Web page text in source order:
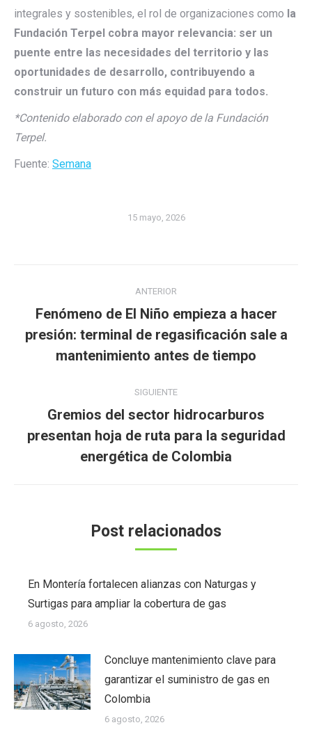
integrales y sostenibles, el rol de organizaciones como la
Fundación Terpel cobra mayor relevancia: ser un
puente entre las necesidades del territorio y las
oportunidades de desarrollo, contribuyendo a
construir un futuro con más equidad para todos.
*Contenido elaborado con el apoyo de la Fundación
Terpel.
Fuente: Semana
15 mayo, 2026
entre
publicaciones
ANTERIOR
Publicación
anterior:
Fenómeno de El Niño empieza a hacer
presión: terminal de regasificación sale a
mantenimiento antes de tiempo
SIGUIENTE
Publicación
siguiente:
Gremios del sector hidrocarburos
presentan hoja de ruta para la seguridad
energética de Colombia
Post relacionados
En Montería fortalecen alianzas con Naturgas y
Surtigas para ampliar la cobertura de gas
6 agosto, 2026
Concluye mantenimiento clave para
garantizar el suministro de gas en
Colombia
6 agosto, 2026